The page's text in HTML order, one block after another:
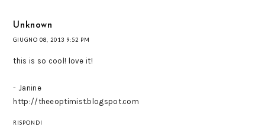
Unknown
GIUGNO 08, 2013 9:52 PM
this is so cool! love it!
- Janine
http://theeoptimist.blogspot.com
RISPONDI